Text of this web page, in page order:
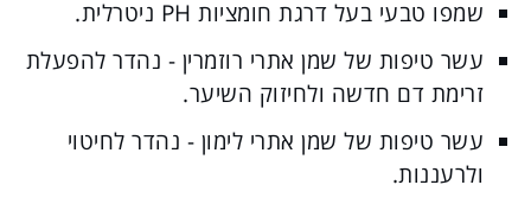
שמפו טבעי בעל דרגת חומציות PH ניטרלית.
עשר טיפות של שמן אתרי רוזמרין - נהדר להפעלת
זרימת דם חדשה ולחיזוק השיער.
עשר טיפות של שמן אתרי לימון - נהדר לחיטוי
ולרעננות.